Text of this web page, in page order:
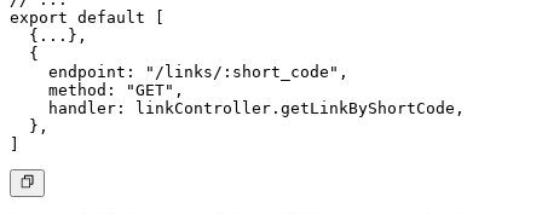
export default [
  {...},
  {
    endpoint: "/links/:short_code",
    method: "GET",
    handler: linkController.getLinkByShortCode,
  },